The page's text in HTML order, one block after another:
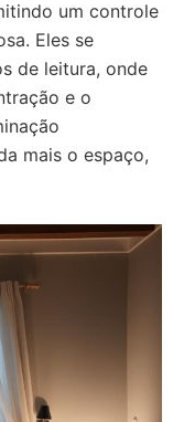
um controle
Eles se
de leitura, onde
e o
mais o espaço,